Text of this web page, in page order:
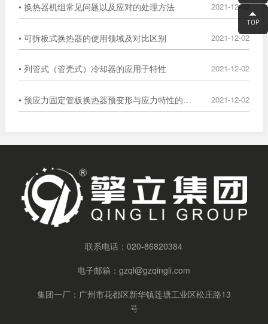
• 换热器机组常见问题以及应对的处理方法 2021-12-02
• 可拆板式换热器的使用领域及对比区别 2021-12-02
• 列管式（管壳式）冷却器的应用于特性 2021-12-02
• 预应力固定管板换热器预变形与应力特性的数值分析 2021-12-02
联系电话：020-86820384
电子邮箱：gzql@gzqingli.com
集团一厂：广州市花都区新华镇莲塘工业区松庄路13
号